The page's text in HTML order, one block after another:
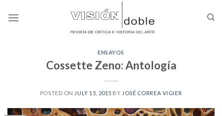
ENSAYOS
Cossette Zeno: Antología
POSTED ON JULY 15, 2015 BY JOSÉ CORREA VIGIER